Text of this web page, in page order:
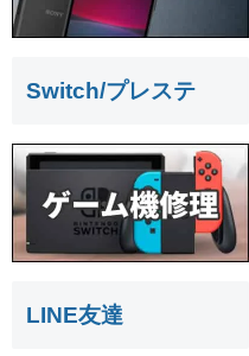
Switch/プレステ
LINE友達